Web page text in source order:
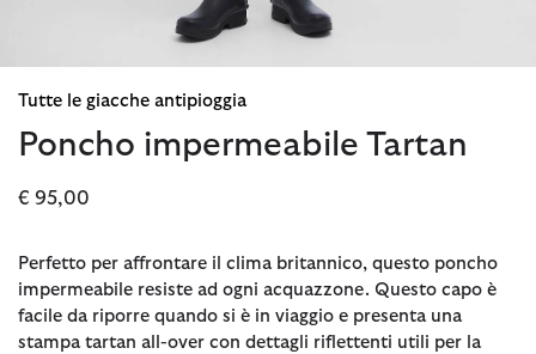
Tutte le giacche antipioggia
Poncho impermeabile Tartan
€ 95,00
Perfetto per affrontare il clima britannico, questo poncho
impermeabile resiste ad ogni acquazzone. Questo capo è
facile da riporre quando si è in viaggio e presenta una
stampa tartan all-over con dettagli riflettenti utili per la